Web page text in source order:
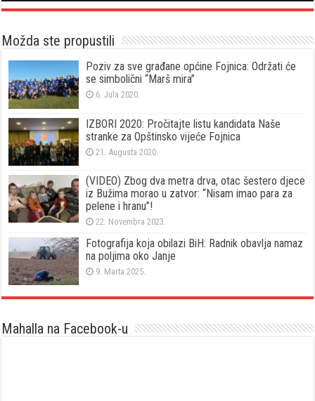
Možda ste propustili
Poziv za sve građane općine Fojnica: Održati će
se simbolični “Marš mira”
6. Jula 2020.
IZBORI 2020: Pročitajte listu kandidata Naše
stranke za Opštinsko vijeće Fojnica
21. Augusta 2020.
(VIDEO) Zbog dva metra drva, otac šestero djece
iz Bužima morao u zatvor: “Nisam imao para za
pelene i hranu”!
22. Novembra 2023.
Fotografija koja obilazi BiH: Radnik obavlja namaz
na poljima oko Janje
9. Marta 2025.
Mahalla na Facebook-u